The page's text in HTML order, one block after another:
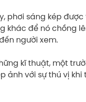
phơi sáng kép
khác để nó chồng
người xem.
kĩ thuật, một
ảnh với sự thú vị